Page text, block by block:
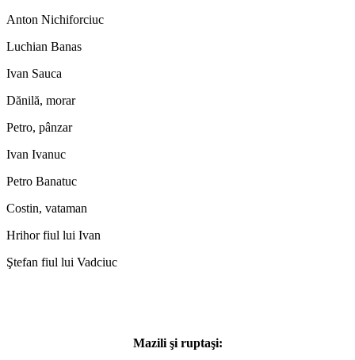
Anton Nichiforciuc
Luchian Banas
Ivan Sauca
Dănilă, morar
Petro, pânzar
Ivan Ivanuc
Petro Banatuc
Costin, vataman
Hrihor fiul lui Ivan
Ştefan fiul lui Vadciuc
Mazili şi ruptaşi: